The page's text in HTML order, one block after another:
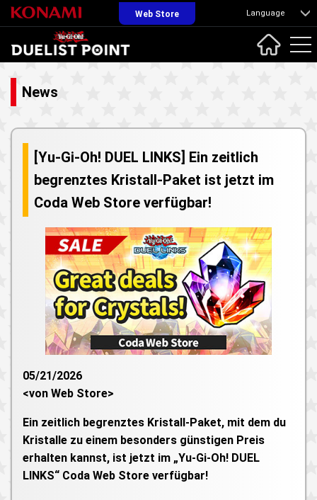
Web Store Language
News
[Yu-Gi-Oh! DUEL LINKS] Ein zeitlich
begrenztes Kristall-Paket ist jetzt im
Coda Web Store verfügbar!
05/21/2026
<von Web Store>
Ein zeitlich begrenztes Kristall-Paket, mit dem du
Kristalle zu einem besonders günstigen Preis
erhalten kannst, ist jetzt im „Yu-Gi-Oh! DUEL
LINKS“ Coda Web Store verfügbar!